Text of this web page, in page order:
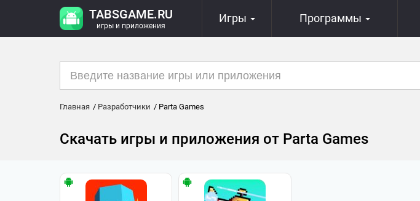
TABSGAME.RU
игры и приложения
Игры Программы
Главная Разработчики Parta Games
Скачать игры и приложения от Parta Games